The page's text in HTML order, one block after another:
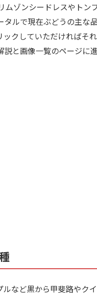
ムゾンシードレスやトン
ルで現在ぶどうの主な
クしていただければそ
と画像一覧のページに
など黒から甲斐路やク